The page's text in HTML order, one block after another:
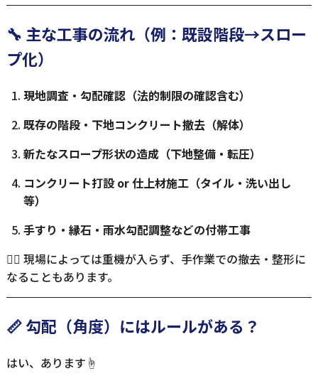
🔧 主な工事の流れ（例：既設階段→スロー
プ化）
現地調査・勾配確認（法的制限の確認含む）
既存の階段・下地コンクリート撤去（解体）
新たなスロープ形状の造成（下地整備・転圧）
コンクリート打設 or 仕上材施工（タイル・洗い出し
等）
手すり・縁石・雨水勾配調整などの付帯工事
👷‍♂️ 現場によっては重機が入らず、手作業での撤去・整形に
なることもあります。
📏 勾配（角度）にはルールがある？
はい、あります☝️